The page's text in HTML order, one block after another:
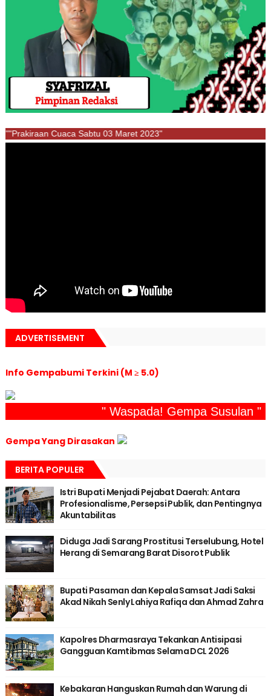
""Prakiraan Cuaca Sabtu 03 Maret 2023"
ADVERTISEMENT
Info Gempabumi Terkini (M ≥ 5.0)
" Waspada! Gempa Susulan "
Gempa Yang Dirasakan
BERITA POPULER
Istri Bupati Menjadi Pejabat Daerah: Antara
Profesionalisme, Persepsi Publik, dan Pentingnya
Akuntabilitas
Diduga Jadi Sarang Prostitusi Terselubung, Hotel
Herang di Semarang Barat Disorot Publik
Bupati Pasaman dan Kepala Samsat Jadi Saksi
Akad Nikah Senly Lahiya Rafiqa dan Ahmad Zahra
Kapolres Dharmasraya Tekankan Antisipasi
Gangguan Kamtibmas Selama DCL 2026
Kebakaran Hanguskan Rumah dan Warung di